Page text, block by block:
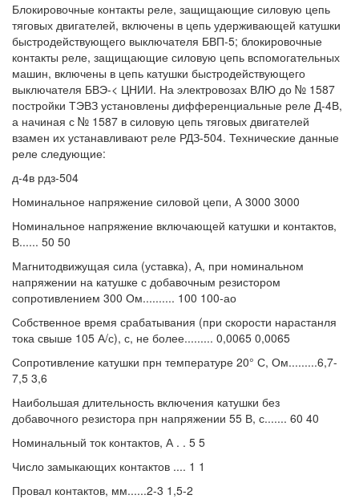
Блокировочные контакты реле, защищающие силовую цепь
тяговых двигателей, включены в цепь удерживающей катушки
быстродействующего выключателя БВП-5; блокировочные
контакты реле, защищающие силовую цепь вспомогательных
машин, включены в цепь катушки быстродействующего
выключателя БВЭ-< ЦНИИ. На электровозах ВЛЮ до № 1587
постройки ТЭВЗ установлены дифференциальные реле Д-4В,
а начиная с № 1587 в силовую цепь тяговых двигателей
взамен их устанавливают реле РДЗ-504. Технические данные
реле следующие:
д-4в рдз-504
Номинальное напряжение силовой цепи, А 3000 3000
Номинальное напряжение включающей катушки и контактов,
В...... 50 50
Магнитодвижущая сила (уставка), А, при номинальном
напряжении на катушке с добавочным резистором
сопротивлением 300 Ом.......... 100 100-ао
Собственное время срабатывания (при скорости нарастанля
тока свыше 105 А/с), с, не более......... 0,0065 0,0065
Сопротивление катушки прн температуре 20° С, Ом.........6,7-
7,5 3,6
Наибольшая длительность включения катушки без
добавочного резистора прн напряжении 55 В, с....... 60 40
Номинальный ток контактов, А . . 5 5
Число замыкающих контактов .... 1 1
Провал контактов, мм......2-3 1,5-2